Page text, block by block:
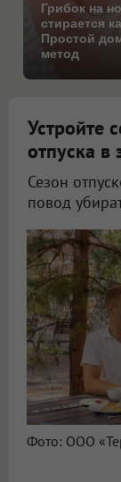
Грибок на
стирается
Простой
метод
Устройте
отпуска в
Сезон
повод
Фото: ООО